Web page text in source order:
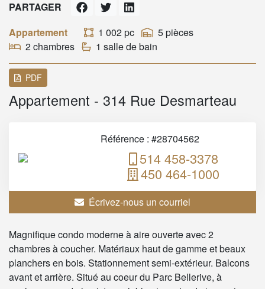
Appartement 1 002 pc
5 pièces
2 chambres
1 salle de bain
PARTAGER
PDF
Appartement - 314 Rue Desmarteau
Référence : #28704562
514 458-3378
450 464-1000
Écrivez-nous un courriel
Magnifique condo moderne à aire ouverte avec 2
chambres à coucher. Matériaux haut de gamme et beaux
planchers en bois. Stationnement semi-extérieur. Balcons
avant et arrière. Situé au coeur du Parc Bellerive, à